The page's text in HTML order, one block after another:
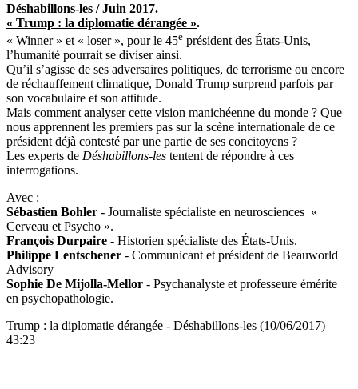
Déshabillons-les / Juin 2017.
« Trump : la diplomatie dérangée ».
« Winner » et « loser », pour le 45e président des États-Unis,
l’humanité pourrait se diviser ainsi.
Qu’il s’agisse de ses adversaires politiques, de terrorisme ou encore
de réchauffement climatique, Donald Trump surprend parfois par
son vocabulaire et son attitude.
Mais comment analyser cette vision manichéenne du monde ? Que
nous apprennent les premiers pas sur la scène internationale de ce
président déjà contesté par une partie de ses concitoyens ?
Les experts de Déshabillons-les tentent de répondre à ces
interrogations.
Avec :
Sébastien Bohler - Journaliste spécialiste en neurosciences «
Cerveau et Psycho ».
François Durpaire - Historien spécialiste des États-Unis.
Philippe Lentschener - Communicant et président de Beauworld
Advisory
Sophie De Mijolla-Mellor - Psychanalyste et professeure émérite
en psychopathologie.
Trump : la diplomatie dérangée - Déshabillons-les (10/06/2017)
43:23